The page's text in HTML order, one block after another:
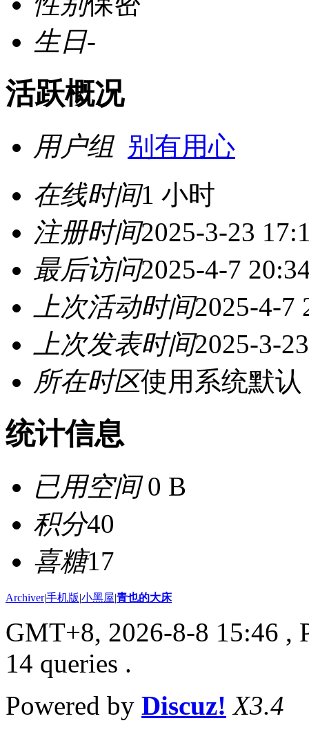
生日-
活跃概况
用户组 别有用心
在线时间1 小时
注册时间2025-3-23
最后访问2025-4-7
上次活动时间2025-4-7
上次发表时间2025-3-
所在时区使用系统默认
统计信息
已用空间0 B
积分40
喜糖17
Archiver|手机版|小黑屋|青也的大床
GMT+8, 2026-8-8 15:46 ,
14 queries .
Powered by Discuz! X3.4